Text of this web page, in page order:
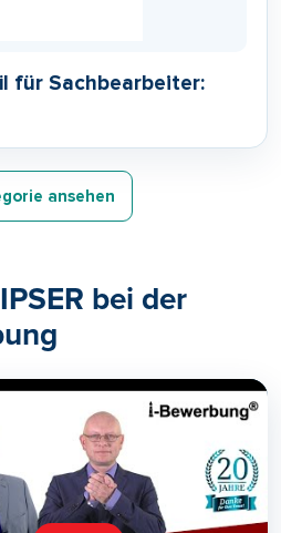
für Sachbearbeiter:
ansehen
bei der